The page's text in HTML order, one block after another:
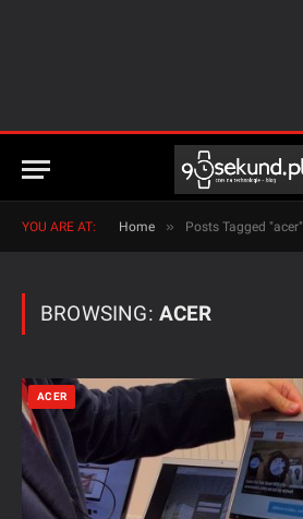
YOU ARE AT: Home » Posts Tagged "acer"
BROWSING: ACER
ACER